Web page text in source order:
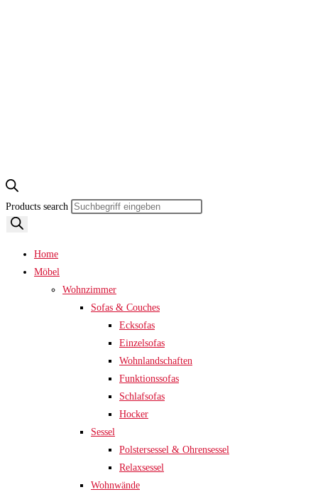
Products search
Home
Möbel
Wohnzimmer
Sofas & Couches
Ecksofas
Einzelsofas
Wohnlandschaften
Funktionssofas
Schlafsofas
Hocker
Sessel
Polstersessel & Ohrensessel
Relaxsessel
Wohnwände